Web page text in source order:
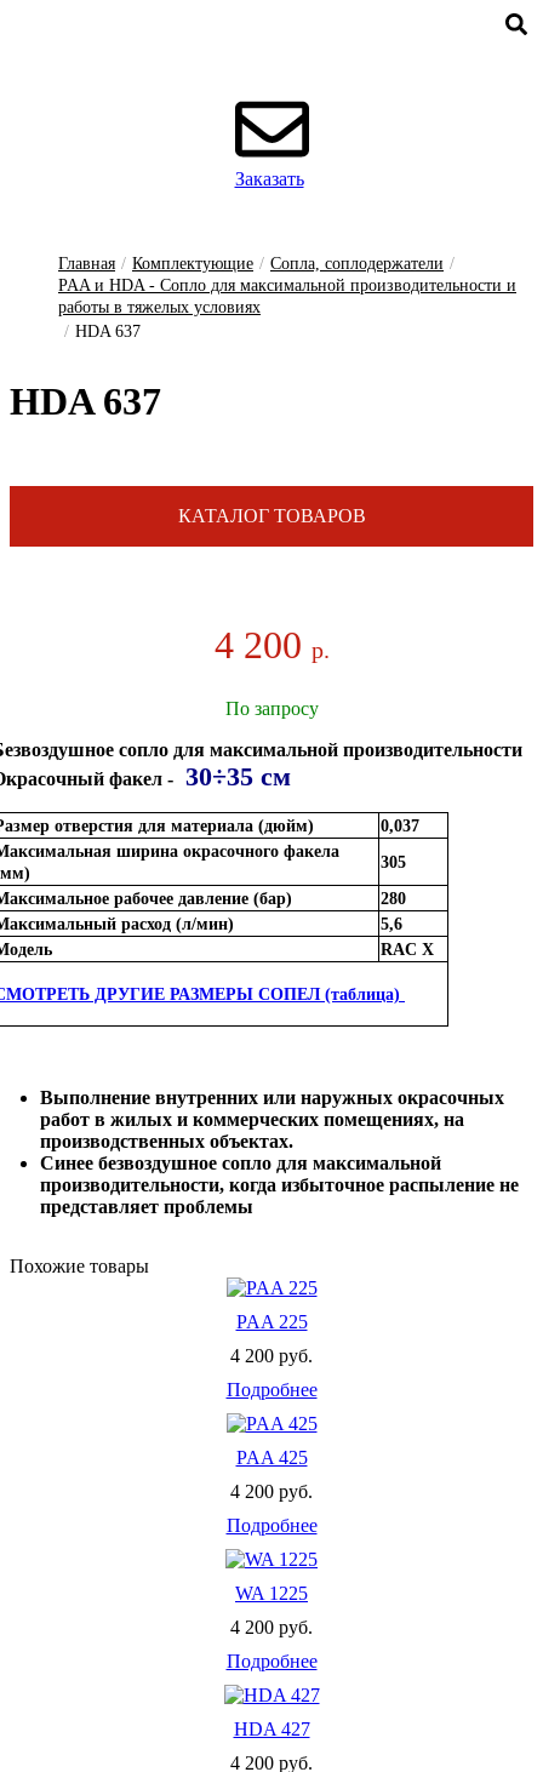
Заказать
Главная / Комплектующие / Сопла, соплодержатели /
PAA и HDA - Сопло для максимальной производительности и
работы в тяжелых условиях
/ HDA 637
HDA 637
КАТАЛОГ ТОВАРОВ
4 200 р.
По запросу
сопло для максимальной производительности
факел - 30÷35 см
отверстия для материала (дюйм)
0,037
ширина окрасочного факела
305
рабочее давление (бар)
280
расход (л/мин)
5,6
RAC X
ДРУГИЕ РАЗМЕРЫ СОПЕЛ (таблица)
Выполнение внутренних или наружных окрасочных
работ в жилых и коммерческих помещениях, на
производственных объектах.
Синее безвоздушное сопло для максимальной
производительности, когда избыточное распыление не
представляет проблемы
Похожие товары
PAA 225
4 200 руб.
Подробнее
PAA 425
4 200 руб.
Подробнее
WA 1225
4 200 руб.
Подробнее
HDA 427
4 200 руб.